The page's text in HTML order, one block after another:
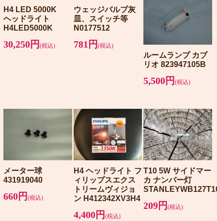
H4 LED 5000K
ヘッドライト
H4LED5000K
30,250円 (税込)
ウェッジバルブ灰
皿、スイッチ等
N0177512
781円 (税込)
ルームランプ カブ
リオ 823947105B
5,500円(税込)
メーター球
431919040
660円 (税込)
H4 ヘッドライト フ
ィリップスエクス
トリームヴィジョ
ン H412342XV3H4
4,400円 (税込)
T10 5W サイドマー
カ ナンバー灯
209円(税込)